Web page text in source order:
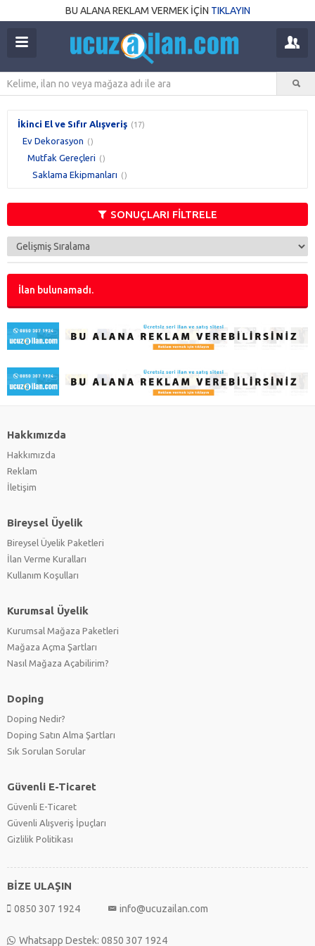
BU ALANA REKLAM VERMEK İÇİN TIKLAYIN
İkinci El ve Sıfır Alışveriş (17)
Ev Dekorasyon ()
Mutfak Gereçleri ()
Saklama Ekipmanları ()
SONUÇLARI FİLTRELE
İlan bulunamadı.
Hakkımızda
Hakkımızda
Reklam
İletişim
Bireysel Üyelik
Bireysel Üyelik Paketleri
İlan Verme Kuralları
Kullanım Koşulları
Kurumsal Üyelik
Kurumsal Mağaza Paketleri
Mağaza Açma Şartları
Nasıl Mağaza Açabilirim?
Doping
Doping Nedir?
Doping Satın Alma Şartları
Sık Sorulan Sorular
Güvenli E-Ticaret
Güvenli E-Ticaret
Güvenli Alışveriş İpuçları
Gizlilik Politikası
BİZE ULAŞIN
0850 307 1924 info@ucuzailan.com
Whatsapp Destek: 0850 307 1924